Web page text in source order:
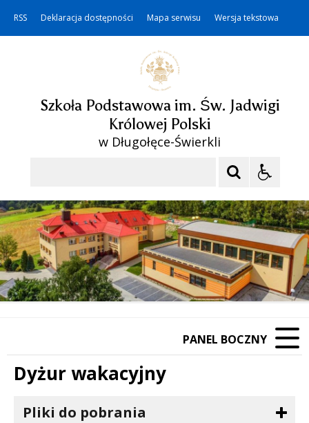
RSS Deklaracja dostępności Mapa serwisu Wersja tekstowa
Szkoła Podstawowa im. Św. Jadwigi
Królowej Polski
w Długołęce-Świerkli
PANEL BOCZNY
Dyżur wakacyjny
Pliki do pobrania